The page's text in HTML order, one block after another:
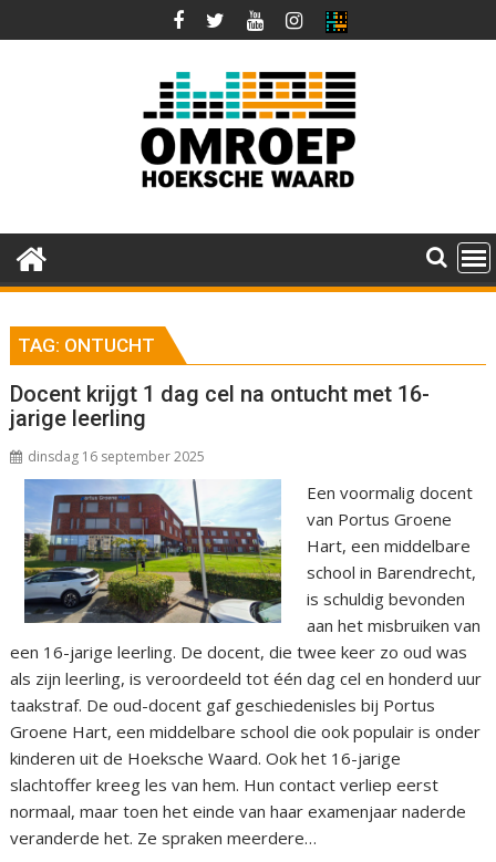
naar
TAG: ONTUCHT
Docent krijgt 1 dag cel na ontucht met 16-
jarige leerling
dinsdag 16 september 2025
Een voormalig docent
van Portus Groene
Hart, een middelbare
school in Barendrecht,
is schuldig bevonden
aan het misbruiken van
een 16-jarige leerling. De docent, die twee keer zo oud was
als zijn leerling, is veroordeeld tot één dag cel en honderd uur
taakstraf. De oud-docent gaf geschiedenisles bij Portus
Groene Hart, een middelbare school die ook populair is onder
kinderen uit de Hoeksche Waard. Ook het 16-jarige
slachtoffer kreeg les van hem. Hun contact verliep eerst
normaal, maar toen het einde van haar examenjaar naderde
veranderde het. Ze spraken meerdere…